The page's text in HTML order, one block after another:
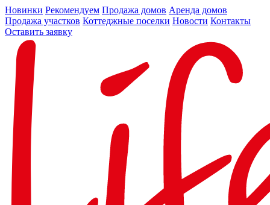
Новинки Рекомендуем Продажа домов Аренда домов
Продажа участков Коттеджные поселки Новости Контакты
Оставить заявку